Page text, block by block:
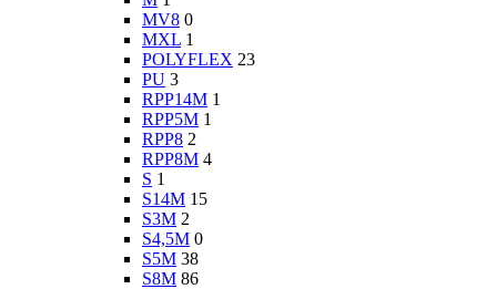
MV8 0
MXL 1
POLYFLEX 23
PU 3
RPP14M 1
RPP5M 1
RPP8 2
RPP8M 4
S 1
S14M 15
S3M 2
S4,5M 0
S5M 38
S8M 86